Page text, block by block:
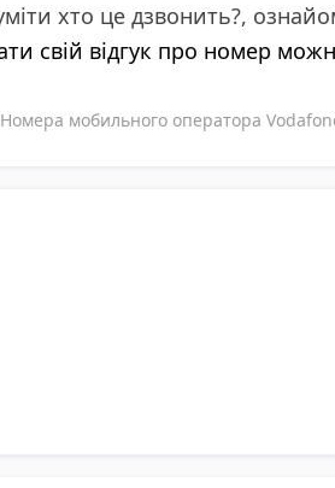
хто це дзвонить?,
свій відгук про номер
Номера мобильного оператора